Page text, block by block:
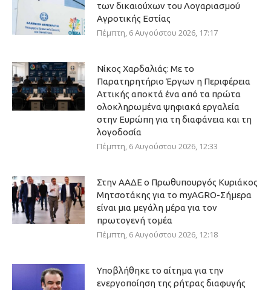
των δικαιούχων του Λογαριασμού
Αγροτικής Εστίας
Πέμπτη, 6 Αυγούστου 2026, 17:17
Νίκος Χαρδαλιάς: Με το
Παρατηρητήριο Έργων η Περιφέρεια
Αττικής αποκτά ένα από τα πρώτα
ολοκληρωμένα ψηφιακά εργαλεία
στην Ευρώπη για τη διαφάνεια και τη
λογοδοσία
Πέμπτη, 6 Αυγούστου 2026, 12:33
Στην ΑΑΔΕ ο Πρωθυπουργός Κυριάκος
Μητσοτάκης για το myAGRO-Σήμερα
είναι μια μεγάλη μέρα για τον
πρωτογενή τομέα
Πέμπτη, 6 Αυγούστου 2026, 12:18
Υποβλήθηκε το αίτημα για την
ενεργοποίηση της ρήτρας διαφυγής